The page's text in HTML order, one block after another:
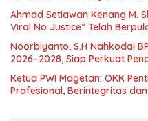
Ahmad Setiawan Kenang M.
Viral No Justice” Telah
Noorbiyanto, S.H Nahkodai
2026–2028, Siap Perkuat
Ketua PWI Magetan: OKK
Profesional, Berintegritas